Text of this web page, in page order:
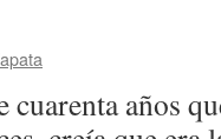
cuarenta años